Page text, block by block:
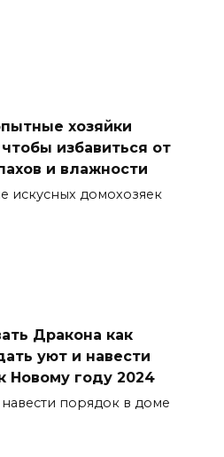
хозяйки
избавиться от
и влажности
искусных домохозяек
Дракона как
уют и навести
Новому году 2024
навести порядок в доме